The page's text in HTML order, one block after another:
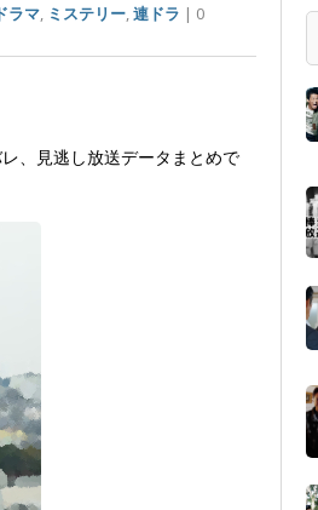
ラマ, ミステリー,連ドラ | 0
、見逃し放送データまとめで